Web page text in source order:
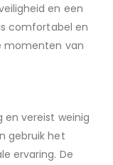
en een
comfortabel en
momenten van
en vereist weinig
gebruik het
ervaring. De